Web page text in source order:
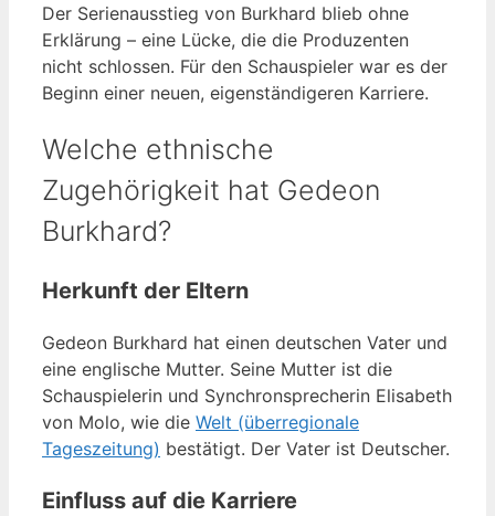
Der Serienausstieg von Burkhard blieb ohne
Erklärung – eine Lücke, die die Produzenten
nicht schlossen. Für den Schauspieler war es der
Beginn einer neuen, eigenständigeren Karriere.
Welche ethnische
Zugehörigkeit hat Gedeon
Burkhard?
Herkunft der Eltern
Gedeon Burkhard hat einen deutschen Vater und
eine englische Mutter. Seine Mutter ist die
Schauspielerin und Synchronsprecherin Elisabeth
von Molo, wie die Welt (überregionale
Tageszeitung) bestätigt. Der Vater ist Deutscher.
Einfluss auf die Karriere